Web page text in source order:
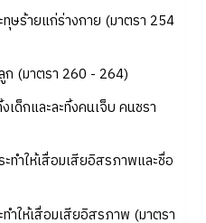
ยแก่ร่างกาย (มาตรา 254
าตรา 260 - 264)
และละทิ้งคนเจ็บ คนชรา
ทำให้เสื่อมเสียอิสรภาพและชื่อ
เสื่อมเสียอิสรภาพ (มาตรา